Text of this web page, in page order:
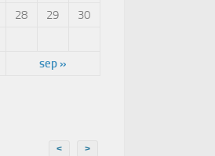
28 29
30
sep »
< >